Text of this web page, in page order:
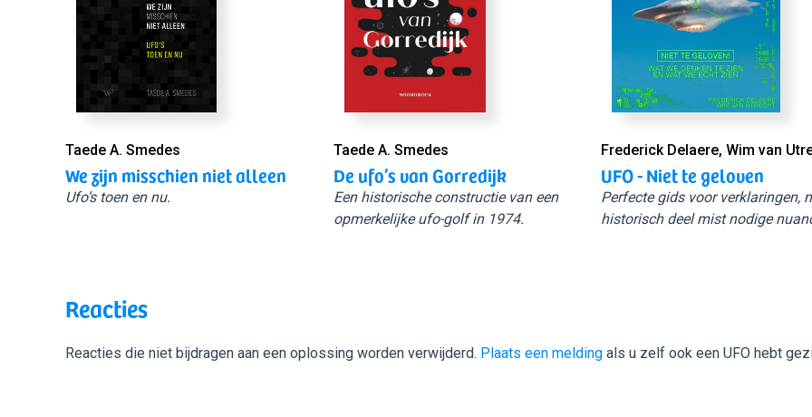
Taede A. Smedes
We zijn misschien niet alleen
Ufo’s toen en nu.
Taede A. Smedes
De ufo’s van Gorredijk
Een historische constructie van een
opmerkelijke ufo-golf in 1974.
Frederick Delaere, Wim van
UFO - Niet te geloven
Perfecte gids voor verklaringen,
historisch deel mist nodige
Reacties
Reacties die niet bijdragen aan een oplossing worden verwijderd. Plaats een melding als u zelf ook een UFO hebt